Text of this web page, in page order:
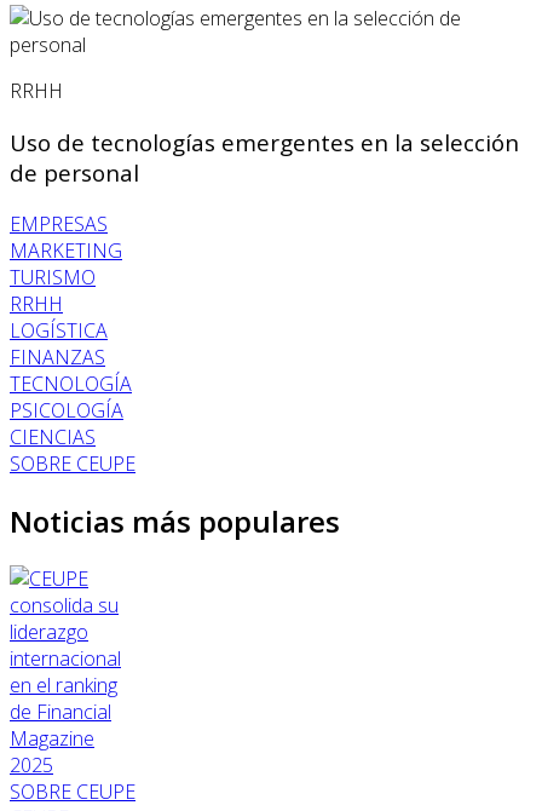
RRHH
Uso de tecnologías emergentes en la selección
de personal
EMPRESAS
MARKETING
TURISMO
RRHH
LOGÍSTICA
FINANZAS
TECNOLOGÍA
PSICOLOGÍA
CIENCIAS
SOBRE CEUPE
Noticias más populares
SOBRE CEUPE